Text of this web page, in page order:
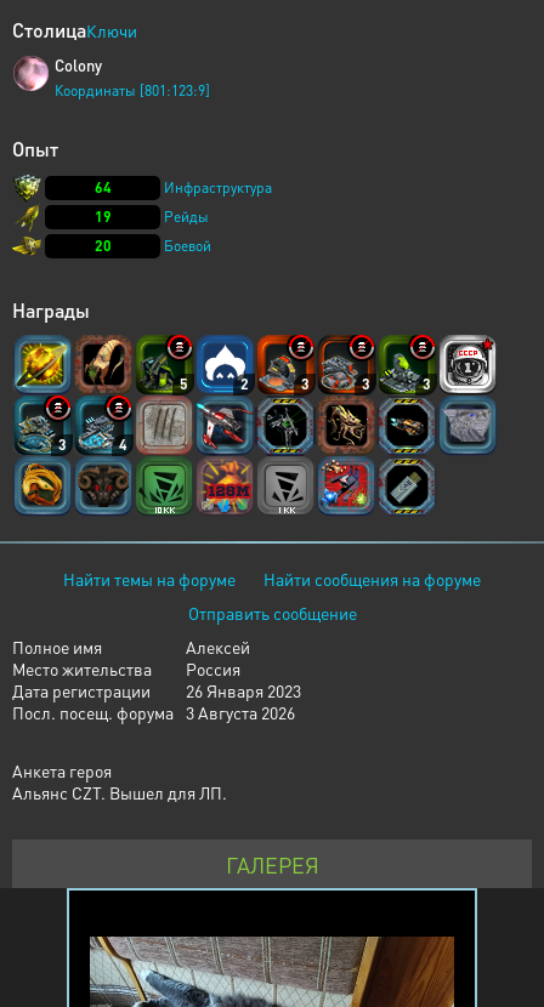
СтолицаКлючи
Colony
Координаты [801:123:9]
Опыт
64
Инфраструктура
19
Рейды
20
Боевой
Награды
5 2 3 3 3
3 4
Найти темы на форуме
Найти сообщения на форуме
Отправить сообщение
Полное имя
Алексей
Место жительства
Россия
Дата регистрации
26 Января 2023
Посл. посещ. форума 3 Августа 2026
Анкета героя
Альянс CZT. Вышел для ЛП.
ГАЛЕРЕЯ